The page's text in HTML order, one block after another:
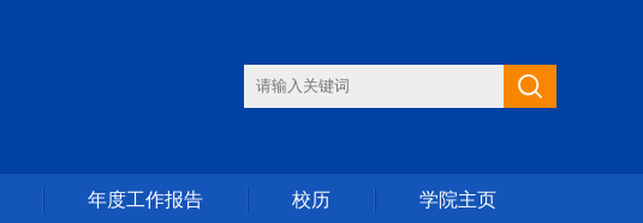
年度工作报告 校历 学院主页